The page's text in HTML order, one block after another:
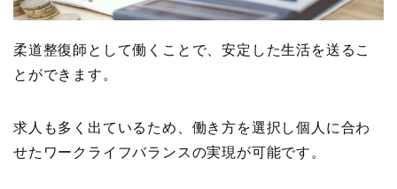
柔道整復師として働くことで、安定した生活を送るこ
とができます。
求人も多く出ているため、働き方を選択し個人に合わ
せたワークライフバランスの実現が可能です。